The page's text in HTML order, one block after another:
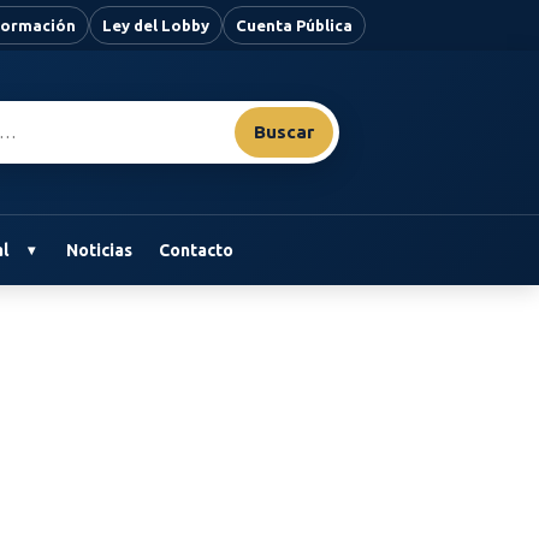
Ley del Lobby Cuenta Pública
Buscar
Noticias Contacto